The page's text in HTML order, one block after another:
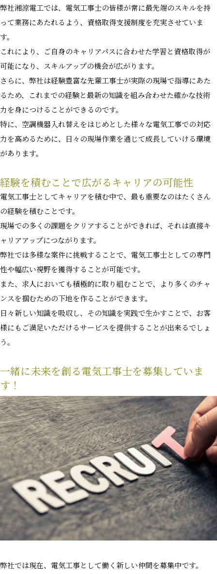
弊社湘涼電工では、電気工事士の皆様が常に最先端のスキルを持
って業務にあたれるよう、資格取得支援制度を充実させていま
す。
これにより、ご自身のキャリアパスに合わせた学習と資格取得が
可能になり、スキルアップの機会が広がります。
さらに、弊社は経験豊富な先輩工事士が実際の現場で指導にあた
るため、これまでの経験と最新の知識を組み合わせた確かな技術
力を身につけることができるのです。
特に、空調機器入れ替えをはじめとした様々な電気工事での対応
力を高めるために、日々の現場作業を通じて成長していける環境
があります。
経験を積むことで広がるキャリアの可能性
電気工事士としてキャリアを積む中で、最も重要なのはたくさん
の経験を積むことです。
現場での多くの課題をクリアすることができれば、それは直接キ
ャリアアップにつながります。
弊社では多様な案件に挑戦することで、電気工事士としての専門
性や幅広い視野を獲得することが可能です。
また、求人においても積極的に取り組むことで、より多くのチャ
ンスを掴むための下地を作ることができます。
日々新しい知識を吸収し、その知識を実践で生かすことで、お客
様にもご満足いただけるサービスを提供することが出来るでしょ
う。
一緒に未来を創る電気工事士を募集していま
す！
弊社では現在、電気工事として働く新しい仲間を募集中です。